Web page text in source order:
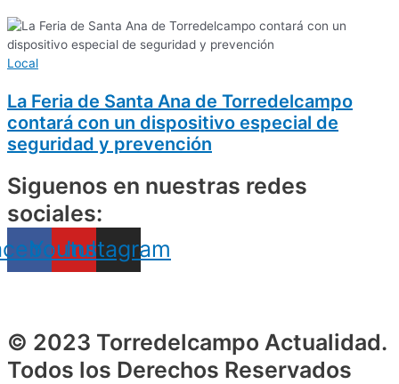
Local
La Feria de Santa Ana de Torredelcampo
contará con un dispositivo especial de
seguridad y prevención
Siguenos en nuestras redes
sociales:
Youtube
Instagram
© 2023 Torredelcampo Actualidad.
Todos los Derechos Reservados